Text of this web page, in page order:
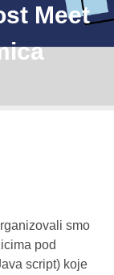
Meet
smo
pod
script) koje